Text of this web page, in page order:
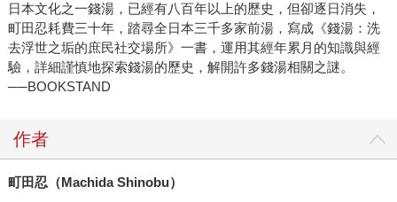
日本文化之一錢湯，已經有八百年以上的歷史，但卻逐日消失，
町田忍耗費三十年，踏尋全日本三千多家前湯，寫成《錢湯：洗
去浮世之垢的庶民社交場所》一書，運用其經年累月的知識與經
驗，詳細謹慎地探索錢湯的歷史，解開許多錢湯相關之謎。
──BOOKSTAND
作者
町田忍（Machida Shinobu）